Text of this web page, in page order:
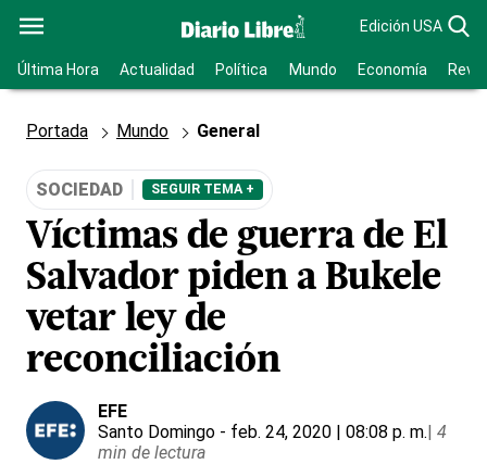
Edición USA
Última Hora Actualidad Política Mundo Economía
Portada Mundo General
SOCIEDAD SEGUIR TEMA +
Víctimas de guerra de El
Salvador piden a Bukele
vetar ley de
reconciliación
EFE
Santo Domingo - feb. 24, 2020 | 08:08 p. m.| 4
min de lectura